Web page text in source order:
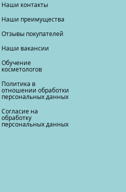
Наши контакты
Наши преимущества
Отзывы покупателей
Наши вакансии
Обучение
косметологов
Политика в
отношении обработки
персональных данных
Согласие на
обработку
персональных данных